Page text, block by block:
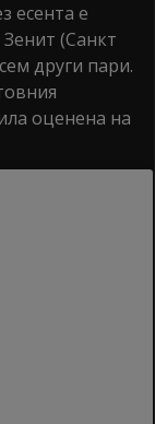
есента е
(Санкт
други пари.
оценена на